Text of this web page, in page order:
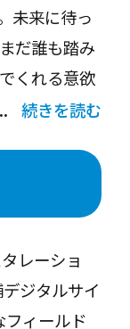
未来に待っ
だ誰も踏み
くれる意欲
していま
続きを読む
レーショ
ジタルサイ
フィールド